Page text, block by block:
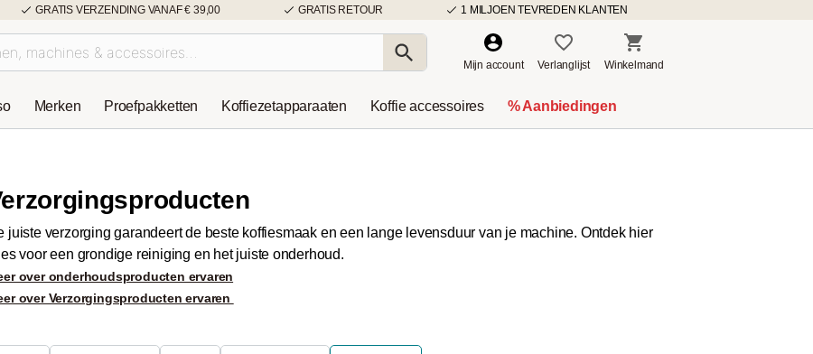
GRATIS VERZENDING VANAF € 39,00 GRATIS RETOUR 1 MILJOEN TEVREDEN KLANTEN
Mijn account Verlanglijst Winkelmand
Merken Proefpakketten Koffiezetapparaaten Koffie accessoires % Aanbiedingen
juiste verzorging garandeert de beste koffiesmaak en een lange levensduur van je machine. Ontdek hier
voor een grondige reiniging en het juiste onderhoud.
over onderhoudsproducten ervaren
over Verzorgingsproducten ervaren